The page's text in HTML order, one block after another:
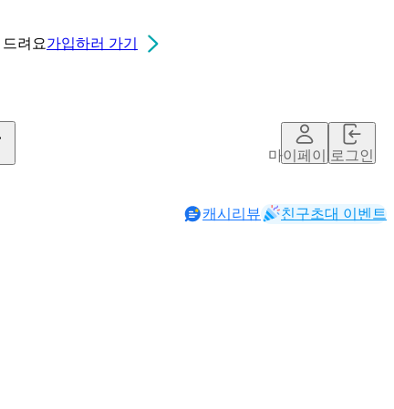
드려요가입하러 가기
마이페이지로그인
캐시리뷰 친구초대 이벤트